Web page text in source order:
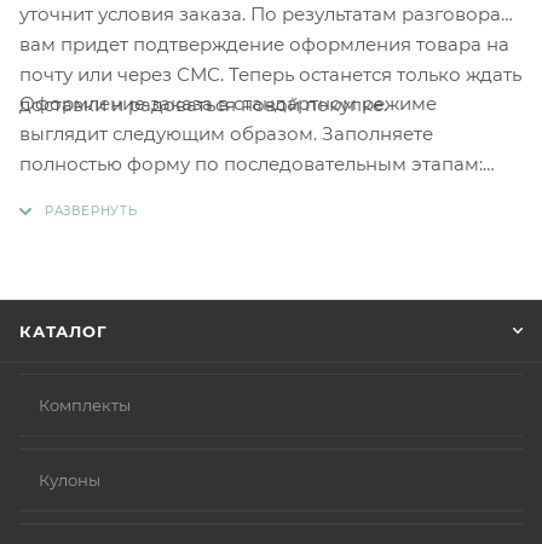
уточнит условия заказа. По результатам разговора
вам придет подтверждение оформления товара на
почту или через СМС. Теперь останется только ждать
доставки и радоваться новой покупке.
Оформление заказа в стандартном режиме
выглядит следующим образом. Заполняете
полностью форму по последовательным этапам:
КАТАЛОГ
Комплекты
Кулоны